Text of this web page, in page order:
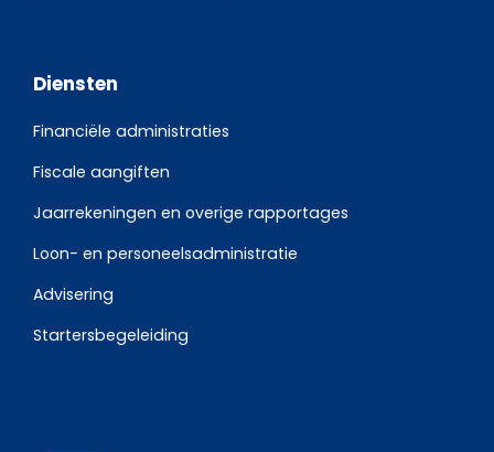
Diensten
Financiële administraties
Fiscale aangiften
Jaarrekeningen en overige rapportages
Loon- en personeelsadministratie
Advisering
Startersbegeleiding